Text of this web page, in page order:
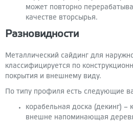
может повторно
качестве вторсырья.
Разновидности
Металлический сайдинг для
классифицируется по
покрытия и внешнему виду.
По типу профиля есть следующие
корабельная доска (декинг) –
внешне напоминающая